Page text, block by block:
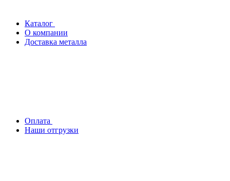
Каталог
О компании
Доставка металла
Оплата
Наши отгрузки